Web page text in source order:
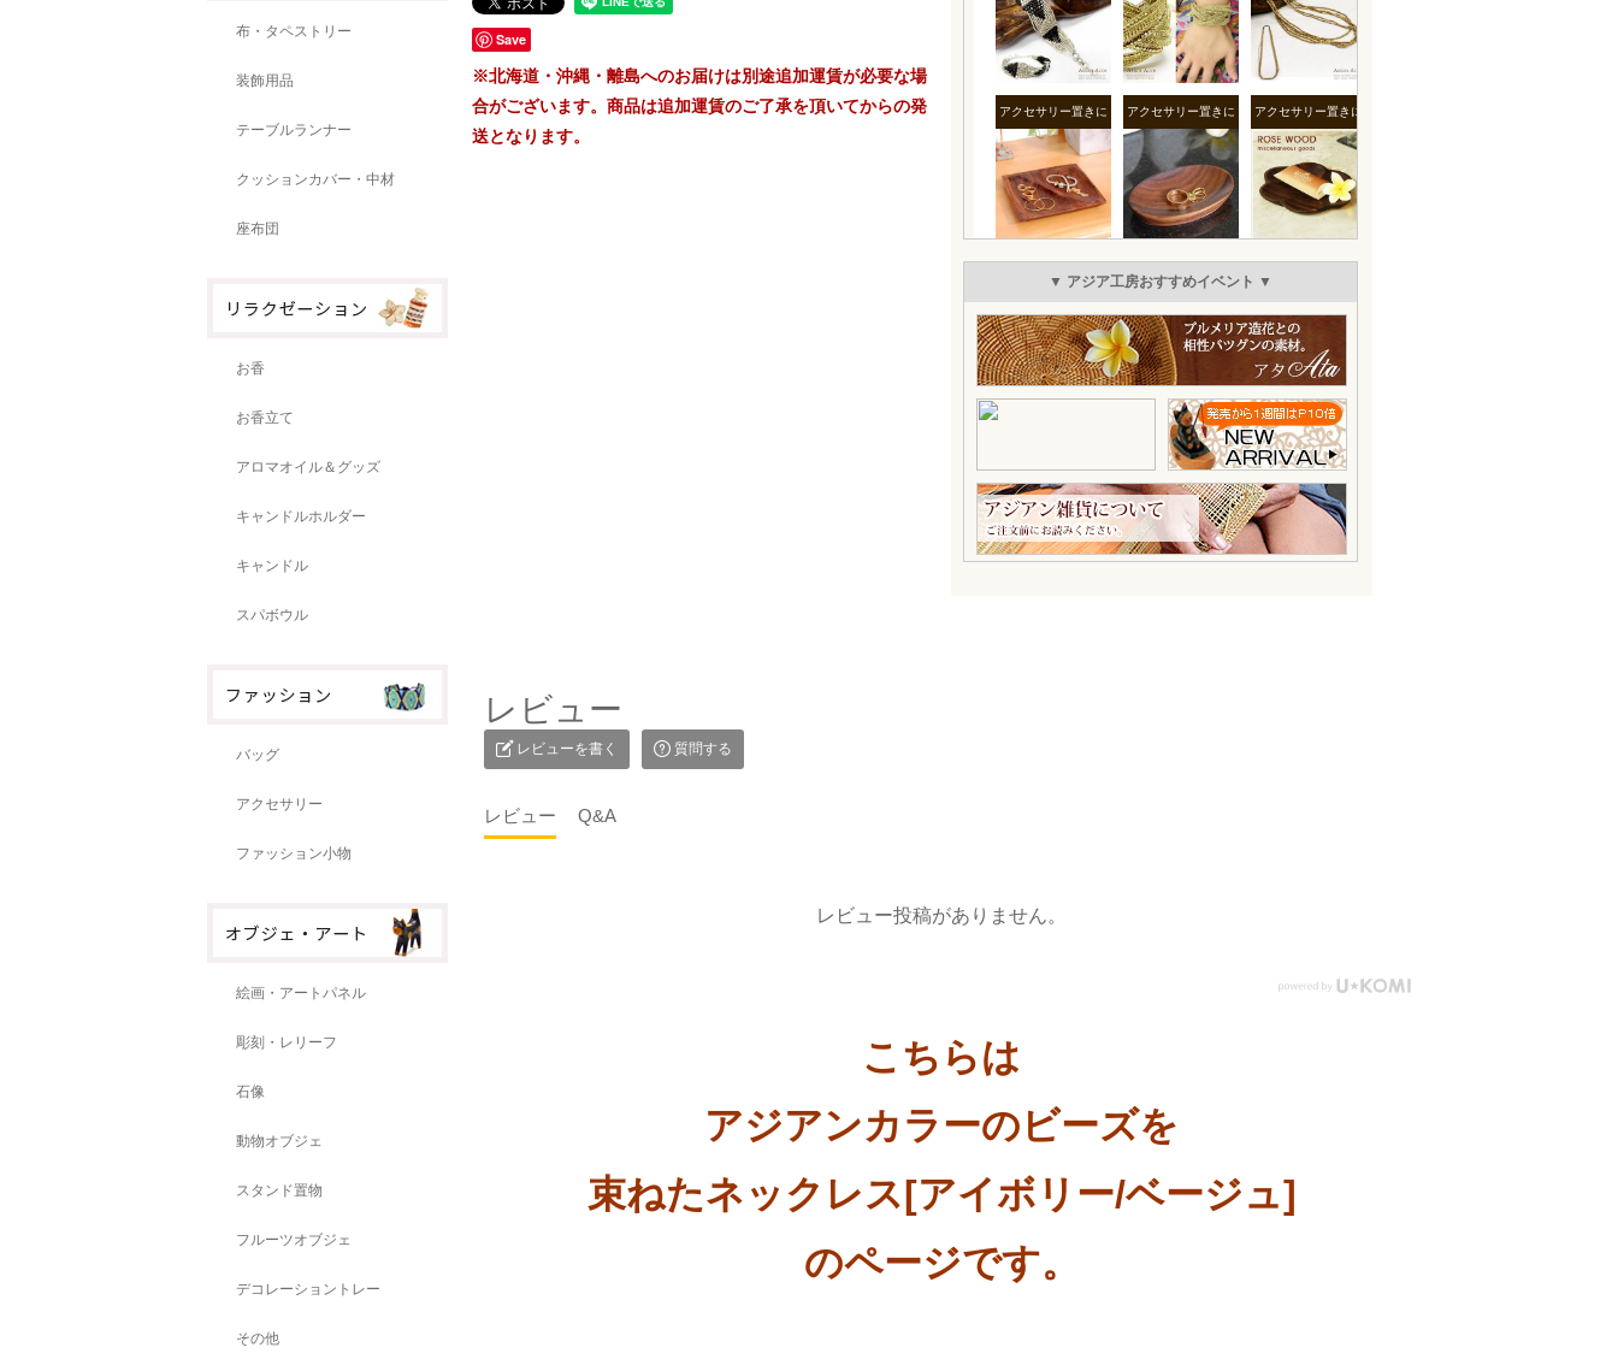
布・タペストリー
装飾用品
テーブルランナー
クッションカバー・中材
座布団
お香
お香立て
アロマオイル＆グッズ
キャンドルホルダー
キャンドル
スパボウル
バッグ
アクセサリー
ファッション小物
絵画・アートパネル
彫刻・レリーフ
石像
動物オブジェ
スタンド置物
フルーツオブジェ
デコレーショントレー
その他
Save
※北海道・沖縄・離島へのお届けは別途追加運賃が必要な場
合がございます。商品は追加運賃のご了承を頂いてからの発
送となります。
レビュー
レビューを書く 質問する
レビュー Q&A
レビュー投稿がありません。
こちらは
アジアンカラーのビーズを
束ねたネックレス[アイボリー/ベージュ]
のページです。